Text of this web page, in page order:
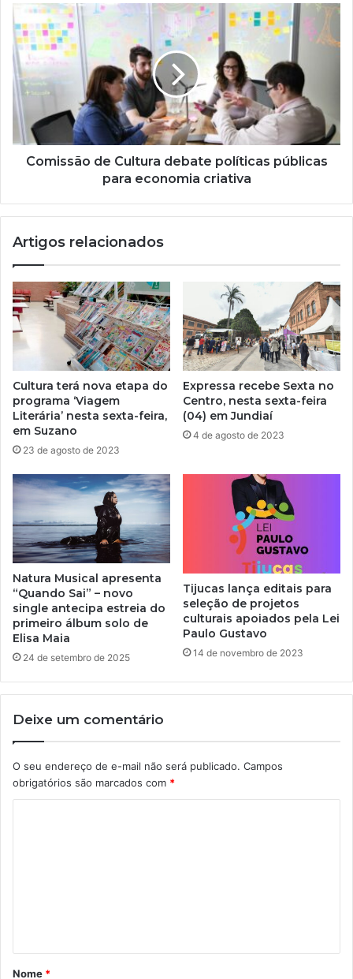
e
m
a
i
l
Comissão de Cultura debate políticas públicas
para economia criativa
Artigos relacionados
Cultura terá nova etapa do
programa ‘Viagem
Literária’ nesta sexta-feira,
em Suzano
23 de agosto de 2023
Expressa recebe Sexta no
Centro, nesta sexta-feira
(04) em Jundiaí
4 de agosto de 2023
Natura Musical apresenta
“Quando Sai” – novo
single antecipa estreia do
primeiro álbum solo de
Elisa Maia
24 de setembro de 2025
Tijucas lança editais para
seleção de projetos
culturais apoiados pela Lei
Paulo Gustavo
14 de novembro de 2023
Deixe um comentário
O seu endereço de e-mail não será publicado. Campos
obrigatórios são marcados com *
á
Nome *